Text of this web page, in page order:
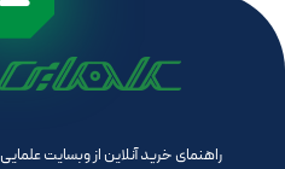
راهنمای خرید آنلاین از وبسایت علمایی